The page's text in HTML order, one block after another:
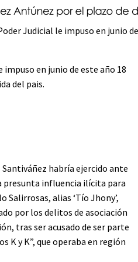
Judicial le impuso en junio
en junio de este año 18
del pais.
habría ejercido ante
influencia ilícita para
Salirrosas, alias ‘Tío Jhony’,
por los delitos de asociación
tras ser acusado de ser parte
K y K”, que operaba en región